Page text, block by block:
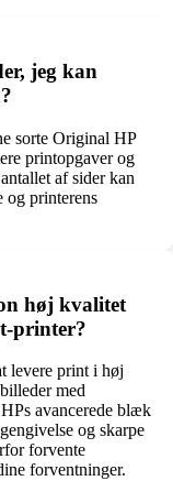
jeg kan
sorte Original HP
printopgaver og
af sider kan
og printerens
høj kvalitet
printer?
levere print i høj
med
avancerede blæk
og skarpe
forvente
forventninger.